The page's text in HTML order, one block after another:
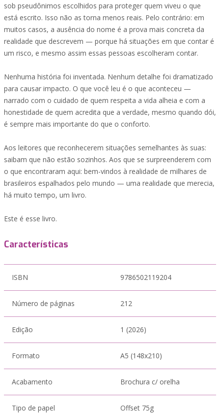
sob pseudônimos escolhidos para proteger quem viveu o que
está escrito. Isso não as torna menos reais. Pelo contrário: em
muitos casos, a ausência do nome é a prova mais concreta da
realidade que descrevem — porque há situações em que contar é
um risco, e mesmo assim essas pessoas escolheram contar.
Nenhuma história foi inventada. Nenhum detalhe foi dramatizado
para causar impacto. O que você leu é o que aconteceu —
narrado com o cuidado de quem respeita a vida alheia e com a
honestidade de quem acredita que a verdade, mesmo quando dói,
é sempre mais importante do que o conforto.
Aos leitores que reconhecerem situações semelhantes às suas:
saibam que não estão sozinhos. Aos que se surpreenderem com
o que encontraram aqui: bem-vindos à realidade de milhares de
brasileiros espalhados pelo mundo — uma realidade que merecia,
há muito tempo, um livro.
Este é esse livro.
Características
ISBN 9786502119204
Número de páginas 212
Edição 1 (2026)
Formato A5 (148x210)
Acabamento Brochura c/ orelha
Tipo de papel Offset 75g